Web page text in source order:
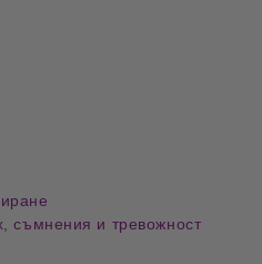
съмнения и тревожност